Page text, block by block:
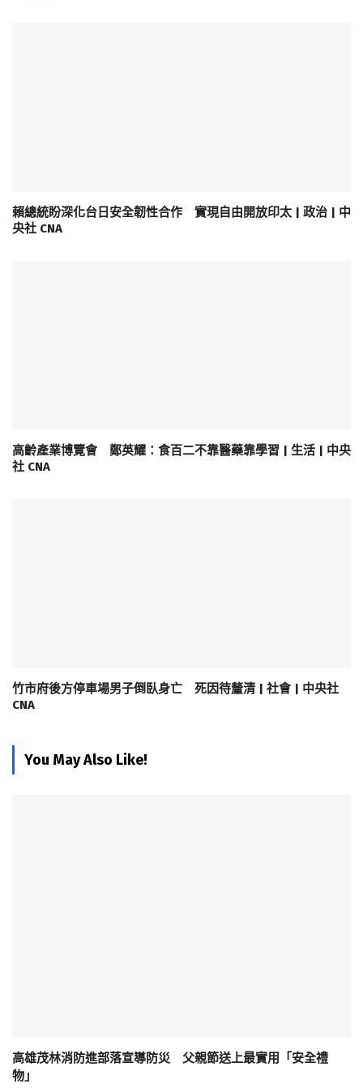
賴總統盼深化台日安全韌性合作 實現自由開放印太 | 政治 | 中
央社 CNA
高齡產業博覽會 鄭英耀：食百二不靠醫藥靠學習 | 生活 | 中央
社 CNA
竹市府後方停車場男子倒臥身亡 死因待釐清 | 社會 | 中央社
CNA
You May Also Like!
高雄茂林消防進部落宣導防災 父親節送上最實用「安全禮
物」